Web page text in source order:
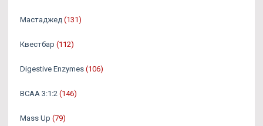
Мастаджед (131)
Квестбар (112)
Digestive Enzymes (106)
BCAA 3:1:2 (146)
Mass Up (79)